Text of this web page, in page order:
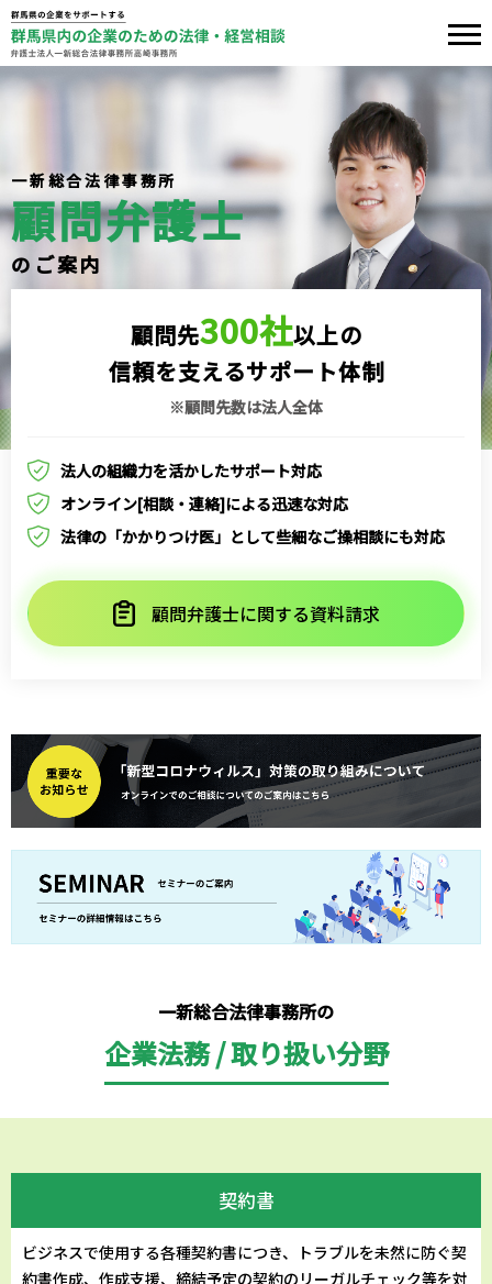
一新総合法律事務所
顧問弁護士
のご案内
顧問先300社以上の
信頼を支えるサポート体制
※顧問先数は法人全体
法人の組織力を活かしたサポート対応
オンライン[相談・連絡]による迅速な対応
法律の「かかりつけ医」として些細なご操相談にも対応
顧問弁護士に関する資料請求
一新総合法律事務所の
企業法務 / 取り扱い分野
契約書
ビジネスで使用する各種契約書につき、トラブルを未然に防ぐ契
約書作成、作成支援、締結予定の契約のリーガルチェック等を対